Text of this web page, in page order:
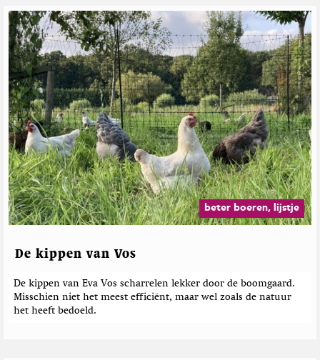
i
n
e
eG
e
e
a
e
e
d
e
b
e
beter boeren, lijstje
De kippen van Vos
De kippen van Eva Vos scharrelen lekker door de boomgaard.
Misschien niet het meest efficiënt, maar wel zoals de natuur
het heeft bedoeld.